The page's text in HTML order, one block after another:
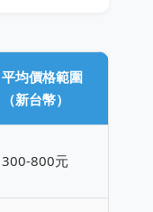
平均價格範圍
（新台幣）
300-800元